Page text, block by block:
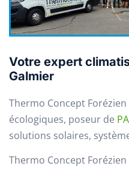
Votre expert
Galmier
Thermo Concept
écologiques, poseur de
solutions solaires,
Thermo Concept